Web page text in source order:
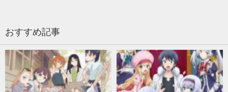
おすすめ記事